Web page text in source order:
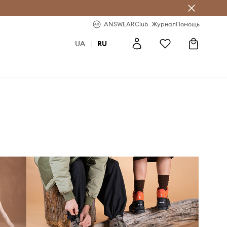
ANSWEARClub ЖурналПомощь
UA | RU